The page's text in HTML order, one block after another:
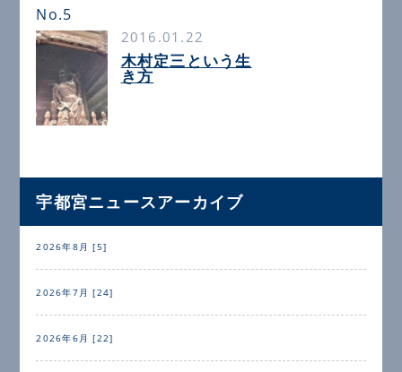
No.5
2016.01.22
木村定三という生
き方
宇都宮ニュースアーカイブ
2026年8月 [5]
2026年7月 [24]
2026年6月 [22]